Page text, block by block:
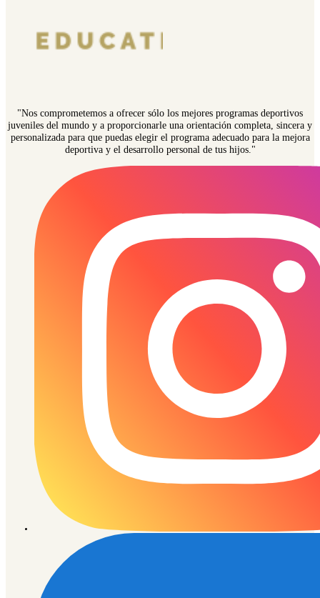
"Nos comprometemos a ofrecer sólo los mejores programas deportivos
juveniles del mundo y a proporcionarle una orientación completa, sincera y
personalizada para que puedas elegir el programa adecuado para la mejora
deportiva y el desarrollo personal de tus hijos."